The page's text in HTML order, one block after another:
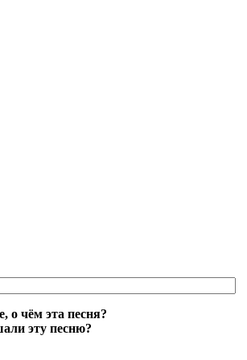
о чём эта песня?
эту песню?